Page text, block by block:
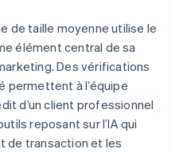
de taille moyenne utilise le
élément central de sa
Des vérifications
permettent à l’équipe
d’un client professionnel
reposant sur l’IA qui
de transaction et les